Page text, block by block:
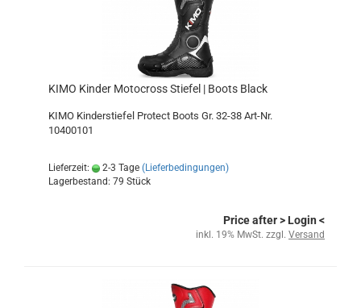
KIMO Kinder Motocross Stiefel | Boots Black
KIMO Kinderstiefel Protect Boots Gr. 32-38 Art-Nr.
10400101
Lieferzeit: 2-3 Tage (Lieferbedingungen)
Lagerbestand: 79 Stück
Price after> Login <
inkl. 19% MwSt. zzgl. Versand